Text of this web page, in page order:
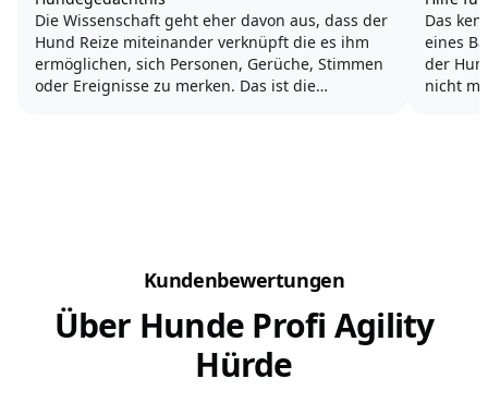
Die Wissenschaft geht eher davon aus, dass der
Hund Reize miteinander verknüpft die es ihm
ermöglichen, sich Personen, Gerüche, Stimmen
oder Ereignisse zu merken. Das ist die
Das
eines
der
nicht
Kundenbewertungen
Über Hunde Profi Agility
Hürde